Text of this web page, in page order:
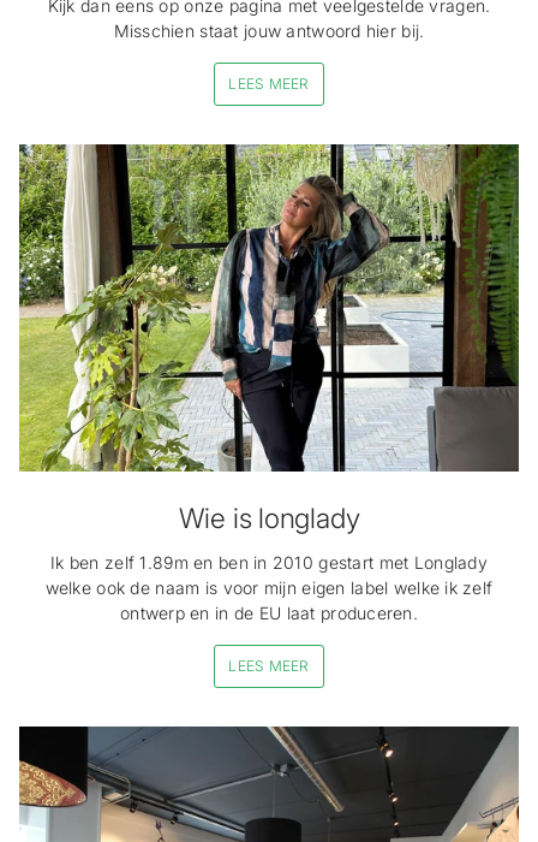
Kijk dan eens op onze pagina met veelgestelde vragen.
Misschien staat jouw antwoord hier bij.
LEES MEER
Wie is longlady
Ik ben zelf 1.89m en ben in 2010 gestart met Longlady
welke ook de naam is voor mijn eigen label welke ik zelf
ontwerp en in de EU laat produceren.
LEES MEER